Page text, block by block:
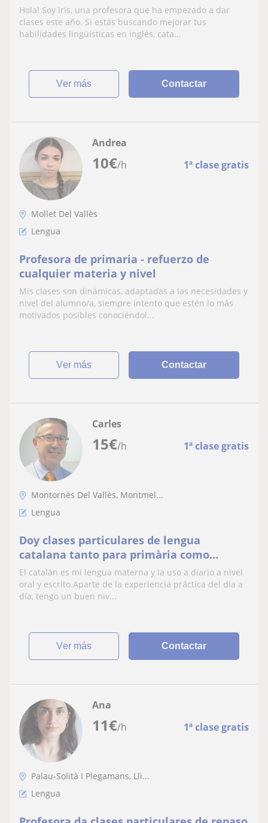
Hola! Soy Iris, una profesora que ha empezado a dar
clases este año. Si estás buscando mejorar tus
habilidades lingüísticas en inglés, cata...
ver más Contactar
10€/h 1ª clase gratis
Andrea
Mollet Del Vallès
Lengua
Profesora de primaria - refuerzo de
cualquier materia y nivel
Mis clases son dinámicas, adaptadas a las necesidades y
nivel del alumno/a, siempre intento que estén lo más
motivados posibles conociéndol...
ver más Contactar
15€/h 1ª clase gratis
Carles
Montornès Del Vallès, Montmel...
Lengua
Doy clases particulares de lengua
catalana tanto para primària como
secundaria. Gramática, sintaxis,
ortografía
El catalán es mi lengua materna y la uso a diario a nivel
oral y escrito.Aparte de la experiencia práctica del día a
día, tengo un buen niv...
ver más Contactar
11€/h 1ª clase gratis
Ana
Palau-Solità I Plegamans, Lli...
Lengua